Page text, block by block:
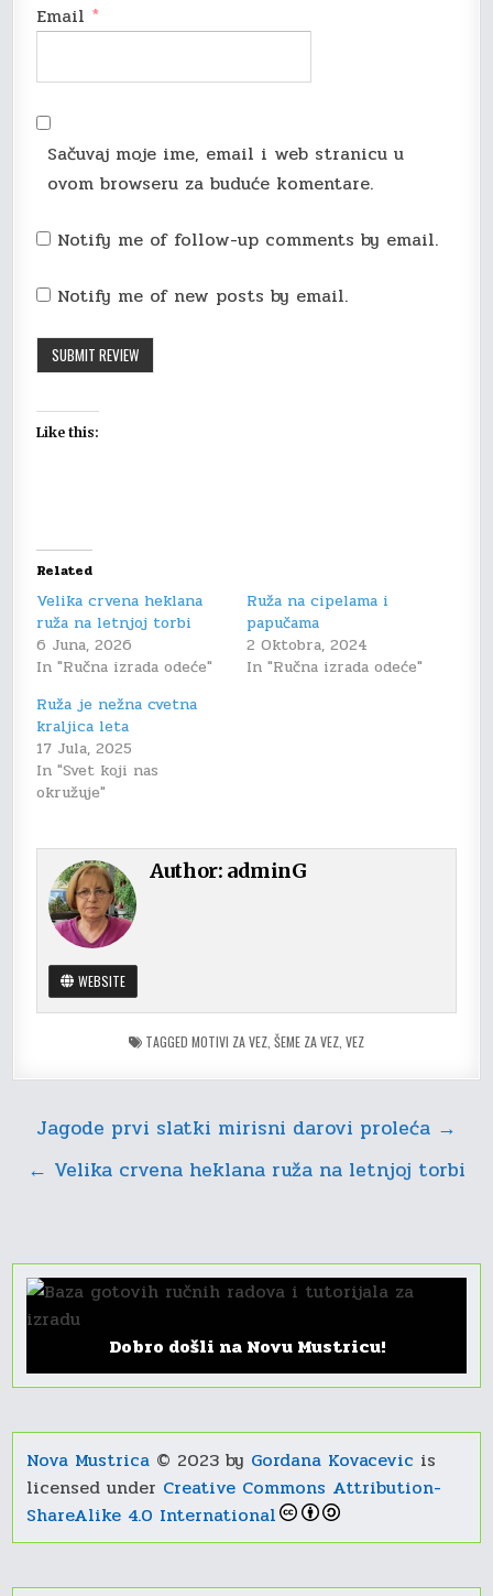
Email *
Sačuvaj moje ime, email i web stranicu u
ovom browseru za buduće komentare.
Notify me of follow-up comments by email.
Notify me of new posts by email.
Like this:
Related
Velika crvena heklana
ruža na letnjoj torbi
6 Juna, 2026
In "Ručna izrada odeće"
Ruža na cipelama i
papučama
2 Oktobra, 2024
In "Ručna izrada odeće"
Ruža je nežna cvetna
kraljica leta
17 Jula, 2025
In "Svet koji nas
okružuje"
Author: adminG
WEBSITE
TAGGED MOTIVI ZA VEZ ŠEME ZA VEZ VEZ
Navigacija
članaka
Jagode prvi slatki mirisni darovi proleća →
← Velika crvena heklana ruža na letnjoj torbi
Dobro došli na Novu Mustricu!
Nova Mustrica © 2023 by Gordana Kovacevic is
licensed under Creative Commons Attribution-
ShareAlike 4.0 International